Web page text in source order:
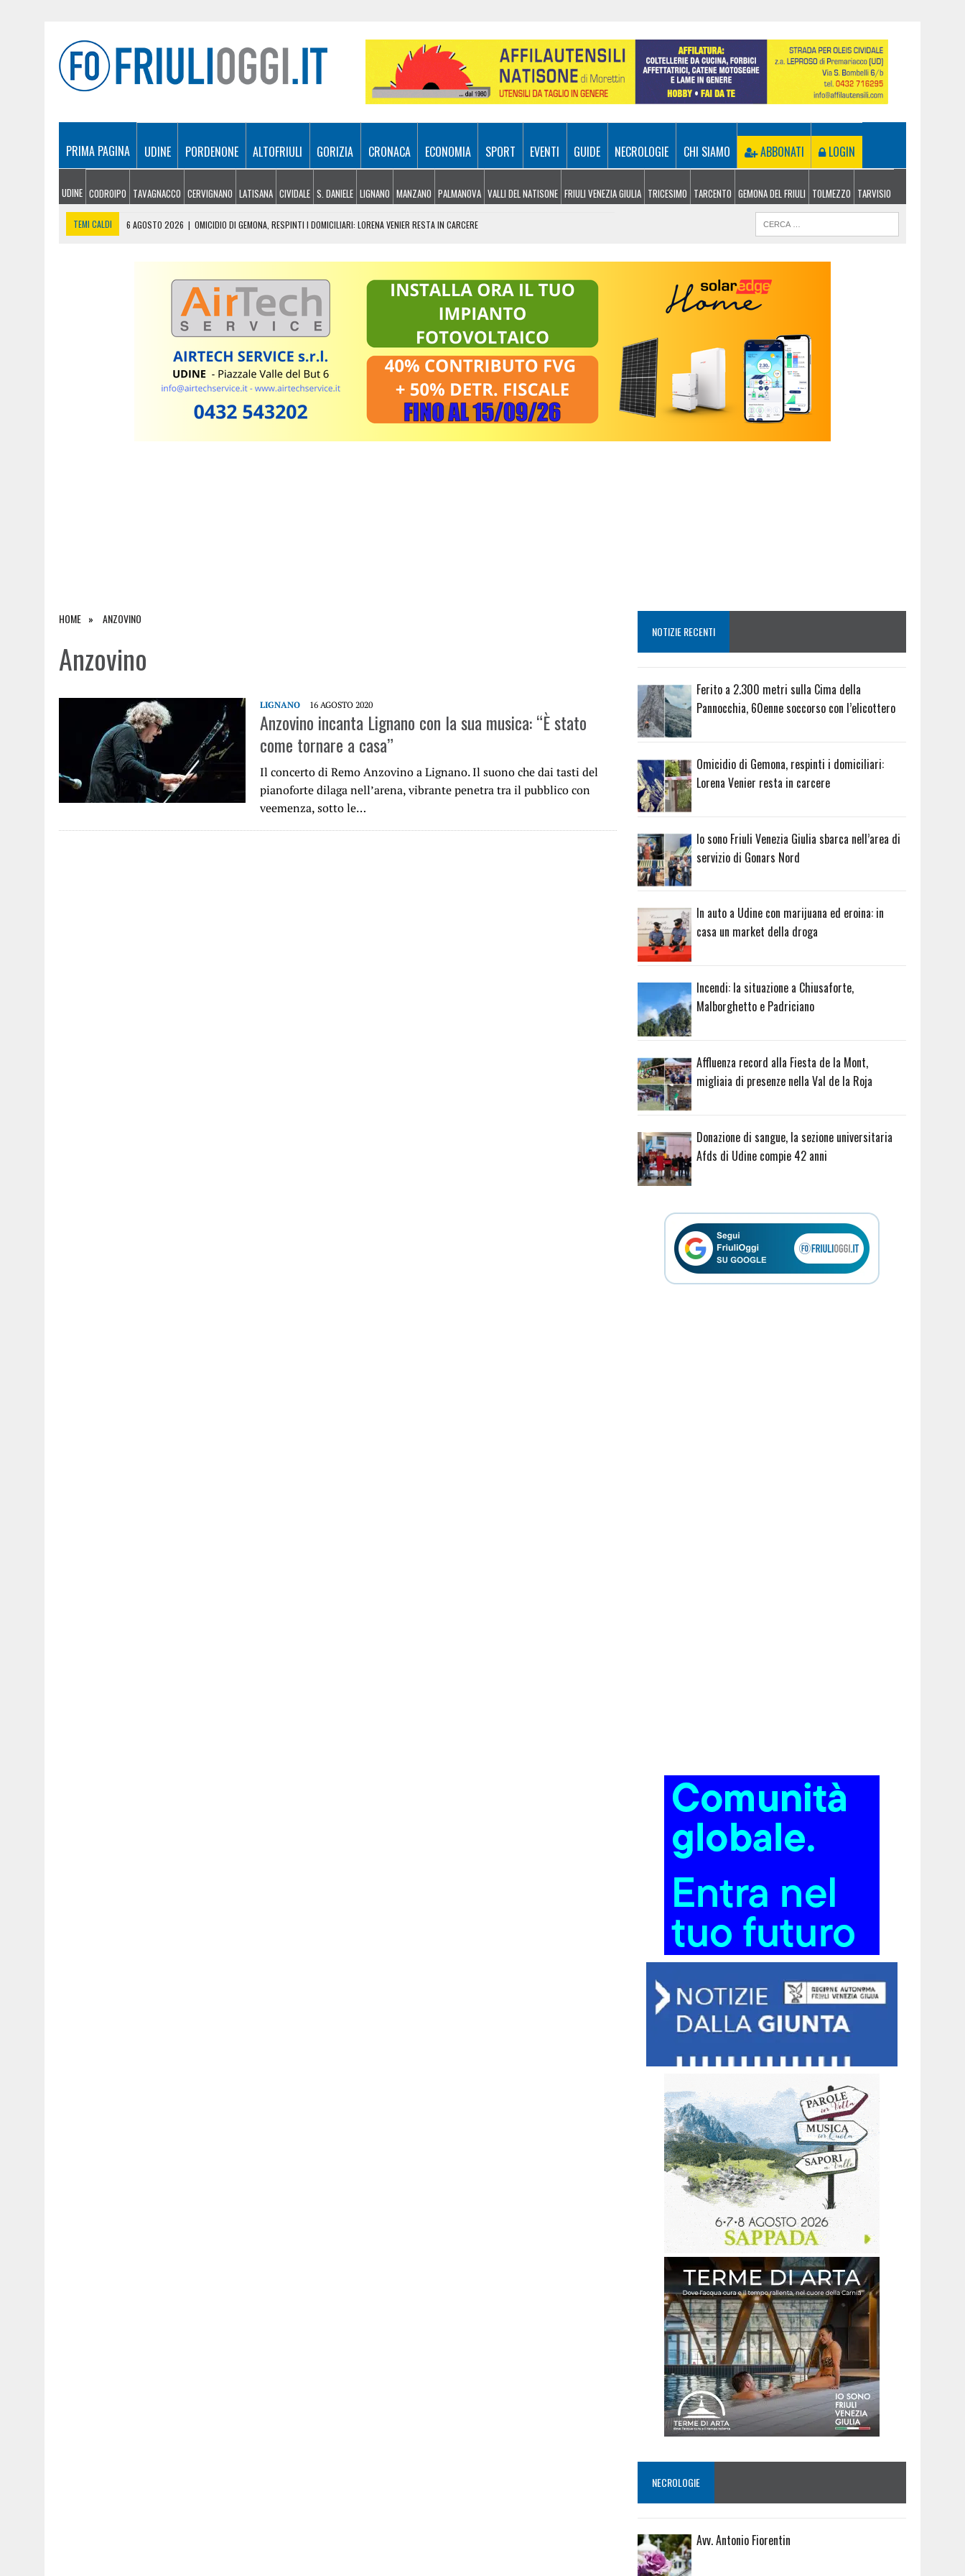
PRIMA PAGINA UDINE PORDENONE ALTOFRIULI GORIZIA CRONACA ECONOMIA SPORT EVENTI GUIDE NECROLOGIE CHI SIAMO ABBONATI LOGIN
UDINE CODROIPO TAVAGNACCO CERVIGNANO LATISANA CIVIDALE S. DANIELE LIGNANO MANZANO PALMANOVA VALLI DEL NATISONE FRIULI VENEZIA GIULIA TRICESIMO TARCENTO GEMONA DEL FRIULI TOLMEZZO TARVISIO
TEMI CALDI 6 AGOSTO 2026 | OMICIDIO DI GEMONA, RESPINTI I DOMICILIARI: LORENA VENIER RESTA IN CARCERE
INCENDI: LA SITUAZIONE A CHIUSAFORTE, MALBORGHETTO E PADRICIANO
FERITO A 2.300 METRI SULLA CIMA DELLA PANNOCCHIA, 60ENNE SOCCORSO CON L’ELICOTTERO
HOME ANZOVINO
Anzovino
LIGNANO 16 AGOSTO 2020
Anzovino incanta Lignano con la sua musica: “È stato
come tornare a casa”
Il concerto di Remo Anzovino a Lignano. Il suono che dai tasti del
pianoforte dilaga nell’arena, vibrante penetra tra il pubblico con
veemenza, sotto le…
NOTIZIE RECENTI
Ferito a 2.300 metri sulla Cima della
Pannocchia, 60enne soccorso con l’elicottero
Omicidio di Gemona, respinti i domiciliari:
Lorena Venier resta in carcere
Io sono Friuli Venezia Giulia sbarca nell’area di
servizio di Gonars Nord
In auto a Udine con marijuana ed eroina: in
casa un market della droga
Incendi: la situazione a Chiusaforte,
Malborghetto e Padriciano
Affluenza record alla Fiesta de la Mont,
migliaia di presenze nella Val de la Roja
Donazione di sangue, la sezione universitaria
Afds di Udine compie 42 anni
NECROLOGIE
Avv. Antonio Fiorentin